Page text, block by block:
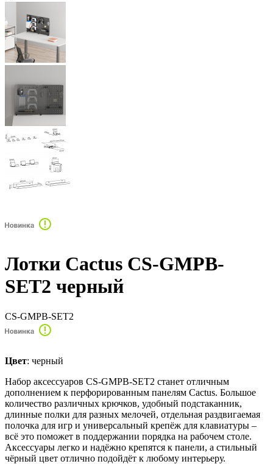
Лотки Cactus CS-GMPB-
SET2 черный
CS-GMPB-SET2
Цвет: черный
Набор аксессуаров CS-GMPB-SET2 станет отличным
дополнением к перфорированным панелям Cactus. Большое
количество различных крючков, удобный подстаканник,
длинные полки для разных мелочей, отдельная раздвигаемая
полочка для игр и универсальный крепёж для клавиатуры –
всё это поможет в поддержании порядка на рабочем столе.
Аксессуары легко и надёжно крепятся к панели, а стильный
чёрный цвет отлично подойдёт к любому интерьеру.